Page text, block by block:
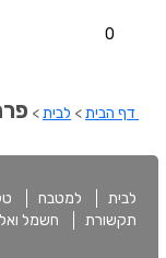
0
דף הבית> לבית>
לבית למטבח
תקשורת
חשמל